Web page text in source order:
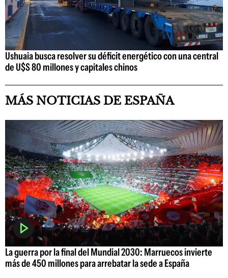
Ushuaia busca resolver su déficit energético con una central
de U$S 80 millones y capitales chinos
MÁS NOTICIAS DE ESPAÑA
La guerra por la final del Mundial 2030: Marruecos invierte
más de 450 millones para arrebatar la sede a España